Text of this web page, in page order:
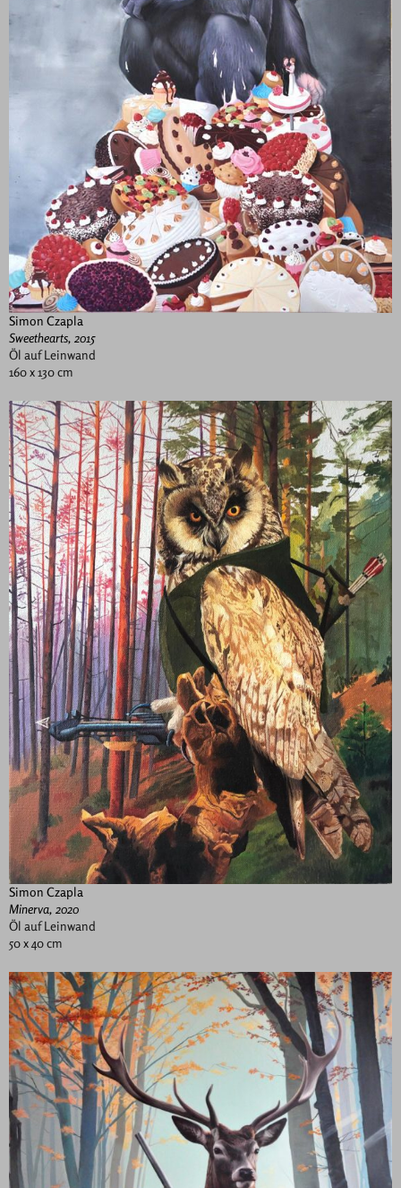
Simon Czapla
Sweethearts, 2015
Öl auf Leinwand
160 x 130 cm
Simon Czapla
Minerva, 2020
Öl auf Leinwand
50 x 40 cm